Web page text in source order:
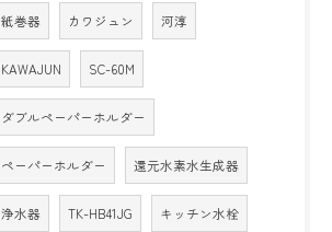
紙巻器 カワジュン 河淳
KAWAJUN SC-60M
ダブルペーパーホルダー
ペーパーホルダー 還元水素水生成器
浄水器 TK-HB41JG キッチン水栓